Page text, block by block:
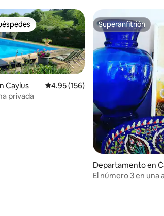
214 evaluaciones
Caylus Calificación promedio: 4.95 de 5;
4.95 (156)
privada
Superanfitrión
Superanfitrión
Departamento en
El número 3 en una